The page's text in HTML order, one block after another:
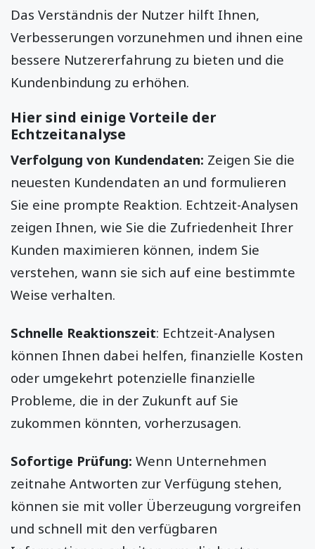
Das Verständnis der Nutzer hilft Ihnen,
Verbesserungen vorzunehmen und ihnen eine
bessere Nutzererfahrung zu bieten und die
Kundenbindung zu erhöhen.
Hier sind einige Vorteile der
Echtzeitanalyse
Verfolgung von Kundendaten: Zeigen Sie die
neuesten Kundendaten an und formulieren
Sie eine prompte Reaktion. Echtzeit-Analysen
zeigen Ihnen, wie Sie die Zufriedenheit Ihrer
Kunden maximieren können, indem Sie
verstehen, wann sie sich auf eine bestimmte
Weise verhalten.
Schnelle Reaktionszeit: Echtzeit-Analysen
können Ihnen dabei helfen, finanzielle Kosten
oder umgekehrt potenzielle finanzielle
Probleme, die in der Zukunft auf Sie
zukommen könnten, vorherzusagen.
Sofortige Prüfung: Wenn Unternehmen
zeitnahe Antworten zur Verfügung stehen,
können sie mit voller Überzeugung vorgreifen
und schnell mit den verfügbaren